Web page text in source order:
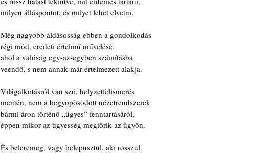
milyen álláspontot, és milyet lehet elvetni.
Még nagyobb áldásosság ebben a gondolkodás
régi mód, eredeti értelmű művelése,
ahol a valóság egy-az-egyben számításba
veendő, s nem annak már értelmezett alakja.
Világalkotásról van szó, helyzetfelismerés
mentén, nem a begyöpösödött nézetrendszerek
bármi áron történő „ügyes” fenntartásáról,
éppen mikor az ügyesség megtörik az ügyön.
És beleremeg, vagy belepusztul, aki rosszul